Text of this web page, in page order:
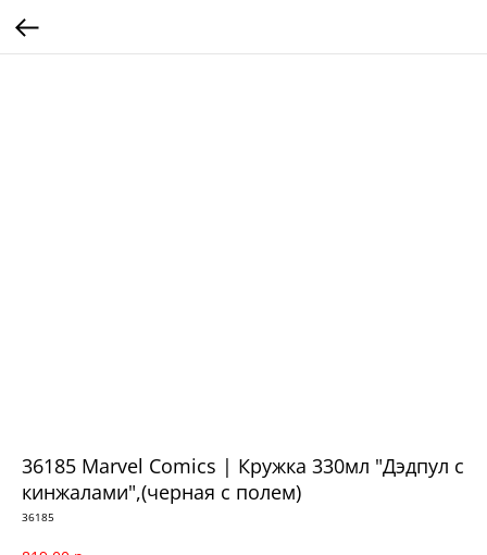
36185 Marvel Comics | Кружка 330мл "Дэдпул с
кинжалами",(черная с полем)
36185